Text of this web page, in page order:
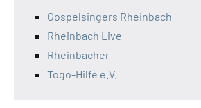
Gospelsingers Rheinbach
Rheinbach Live
Rheinbacher
Togo-Hilfe e.V.